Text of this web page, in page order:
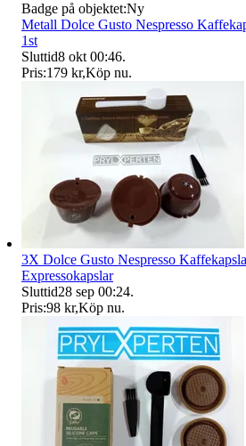
Badge på objektet:Ny
Metall Dolce Gusto Nespresso
1st
Sluttid8 okt 00:46.
Pris:179 kr,Köp nu.
3X Dolce Gusto Nespresso
Expressokapslar
Sluttid28 sep 00:24.
Pris:98 kr,Köp nu.